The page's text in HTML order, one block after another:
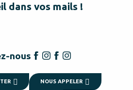
dans vos mails !
nous
NOUS APPELER